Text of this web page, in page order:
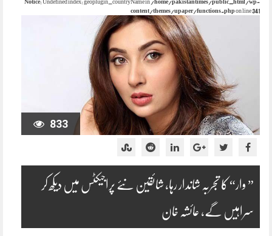
Notice: Undefined index: geoplugin_countryName in /home/pakistantimes/public_html/wp-
content/themes/upaper/functions.php on line341
833
” وار“ کا تجربہ شاندار رہا، شائقین نئے پراجیکٹس میں دیکھ کر
سراہیں گے، عائشہ خان